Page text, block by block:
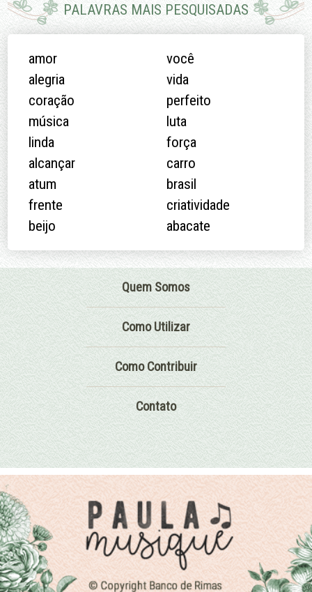
PALAVRAS MAIS PESQUISADAS
amor
você
alegria
vida
coração
perfeito
música
luta
linda
força
alcançar
carro
atum
brasil
frente
criatividade
beijo
abacate
Quem Somos
Como Utilizar
Como Contribuir
Contato